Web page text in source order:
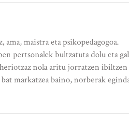
maistra eta psikopedagogoa.
pertsonalek bultzatuta dolu eta
nola aritu jorratzen ibiltzen
markatzea baino, norberak